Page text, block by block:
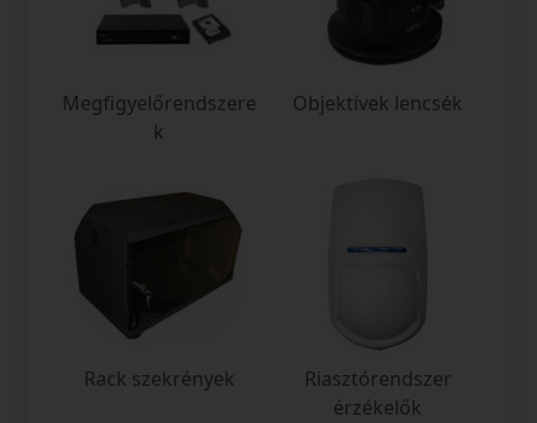
Megfigyelőrendszere
k
Objektívek lencsék
Rack szekrények
Riasztórendszer
érzékelők